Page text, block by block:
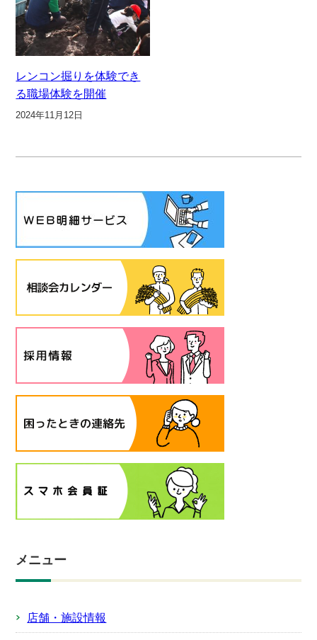
レンコン掘りを体験でき
る職場体験を開催
2024年11月12日
メニュー
店舗・施設情報